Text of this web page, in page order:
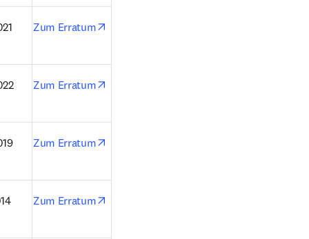
Zum Erratum
Zum Erratum
Zum Erratum
Zum Erratum